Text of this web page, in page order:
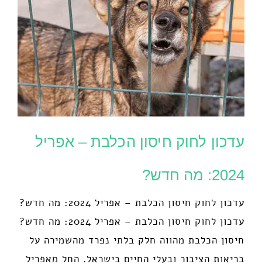
עדכון לחוק חיסון הכלבת – אפריל
2024: מה חדש?
עדכון לחוק חיסון הכלבת – אפריל 2024: מה חדש?
עדכון לחוק חיסון הכלבת – אפריל 2024: מה חדש?
חיסון הכלבת מהווה חלק בלתי נפרד מהשמירה על
בריאות הציבור ובעלי החיים בישראל. החל מאפריל